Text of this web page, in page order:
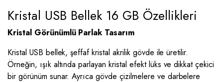
Kristal USB Bellek 16 GB Özellikleri
Kristal Görünümlü Parlak Tasarım
Kristal USB bellek, şeffaf kristal akrilik gövde ile üretilir.
Örneğin, ışık altında parlayan kristal efekt lüks ve dikkat çekici
bir görünüm sunar. Ayrıca gövde çizilmelere ve darbelere